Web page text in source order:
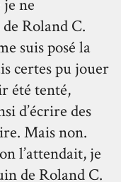
je ne
Roland C.
suis posé la
certes pu jouer
été tenté,
d’écrire des
Mais non.
l’attendait, je
de Roland C.